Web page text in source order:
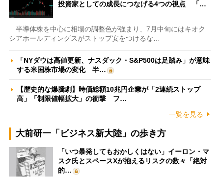
投資家としての成長につなげる4つの視点 「…
半導体株を中心に相場の調整色が強まり、7月中旬にはキオク
シアホールディングスがストップ安をつけるな…
「NYダウは高値更新、ナスダック・S&P500は足踏み」が意味
する米国株市場の変化 半…
【歴史的な爆騰劇】時価総額10兆円企業が「2連続ストップ
高」「制限値幅拡大」の衝撃 フ…
一覧を見る
大前研一「ビジネス新大陸」の歩き方
「いつ暴発してもおかしくはない」イーロン・マ
スク氏とスペースXが抱えるリスクの数々「絶対
的…